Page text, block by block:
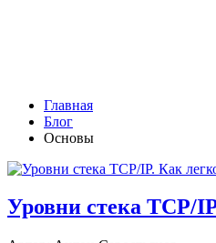
Главная
Блог
Основы
Уровни стека TCP/